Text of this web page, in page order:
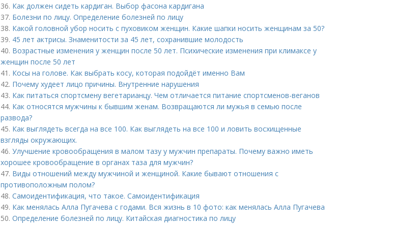
36. Как должен сидеть кардиган. Выбор фасона кардигана
37. Болезни по лицу. Определение болезней по лицу
38. Какой головной убор носить с пуховиком женщин. Какие шапки носить женщинам за 50?
39. 45 лет актрисы. Знаменитости за 45 лет, сохранившие молодость
40. Возрастные изменения у женщин после 50 лет. Психические изменения при климаксе у
женщин после 50 лет
41. Косы на голове. Как выбрать косу, которая подойдёт именно Вам
42. Почему худеет лицо причины. Внутренние нарушения
43. Как питаться спортсмену вегетарианцу. Чем отличается питание спортсменов-веганов
44. Как относятся мужчины к бывшим женам. Возвращаются ли мужья в семью после
развода?
45. Как выглядеть всегда на все 100. Как выглядеть на все 100 и ловить восхищенные
взгляды окружающих.
46. Улучшение кровообращения в малом тазу у мужчин препараты. Почему важно иметь
хорошее кровообращение в органах таза для мужчин?
47. Виды отношений между мужчиной и женщиной. Какие бывают отношения с
противоположным полом?
48. Самоидентификация, что такое. Самоидентификация
49. Как менялась Алла Пугачева с годами. Вся жизнь в 10 фото: как менялась Алла Пугачева
50. Определение болезней по лицу. Китайская диагностика по лицу